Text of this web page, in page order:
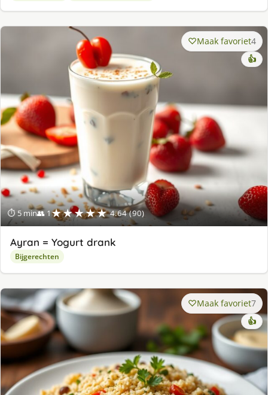
⏱ 5 min👥 1★★★★★ 4.64 (90)
Maak favoriet4
👍
Ayran = Yogurt drank
Bijgerechten
Maak favoriet7
👍